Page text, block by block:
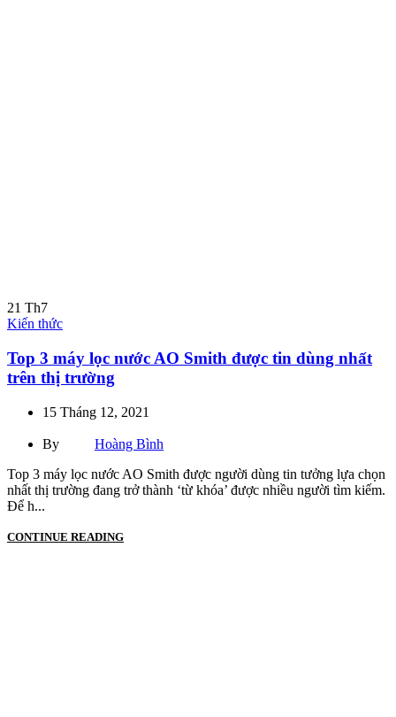
21 Th7
Kiến thức
Top 3 máy lọc nước AO Smith được tin dùng nhất
trên thị trường
15 Tháng 12, 2021
By
Hoàng Bình
Top 3 máy lọc nước AO Smith được người dùng tin tưởng lựa chọn
nhất thị trường đang trở thành ‘từ khóa’ được nhiều người tìm kiếm.
Để h...
CONTINUE READING